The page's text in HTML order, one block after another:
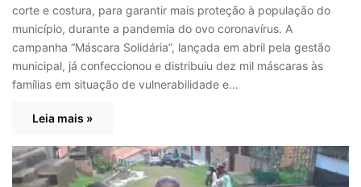
corte e costura, para garantir mais proteção à população do
município, durante a pandemia do ovo coronavírus. A
campanha “Máscara Solidária”, lançada em abril pela gestão
municipal, já confeccionou e distribuiu dez mil máscaras às
famílias em situação de vulnerabilidade e…
Leia mais »